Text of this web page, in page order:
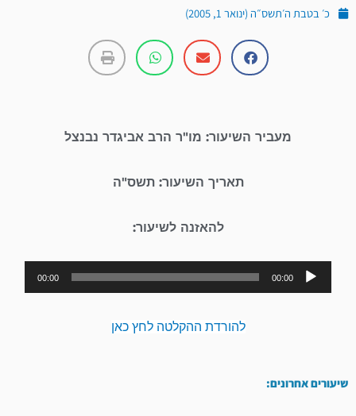
כ׳ בטבת ה׳תשס״ה (ינואר 1, 2005)
מעביר השיעור: מו"ר הרב אביגדר נבנצל
תאריך השיעור: תשס"ה
להאזנה לשיעור:
נגן
אודיו
00:00
00:00
להורדת ההקלטה לחץ כאן
שיעורים אחרונים: